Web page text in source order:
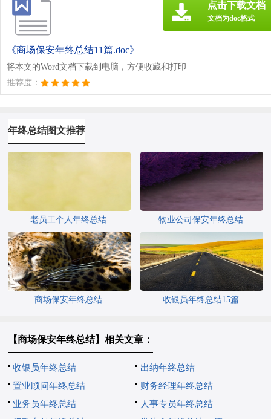
《商场保安年终总结11篇.doc》
将本文的Word文档下载到电脑，方便收藏和打印
推荐度：
点击下载文档
文档为doc格式
年终总结图文推荐
老员工个人年终总结 物业公司保安年终总结
商场保安年终总结 收银员年终总结15篇
【商场保安年终总结】相关文章：
收银员年终总结
出纳年终总结
置业顾问年终总结
财务经理年终总结
业务员年终总结
人事专员年终总结